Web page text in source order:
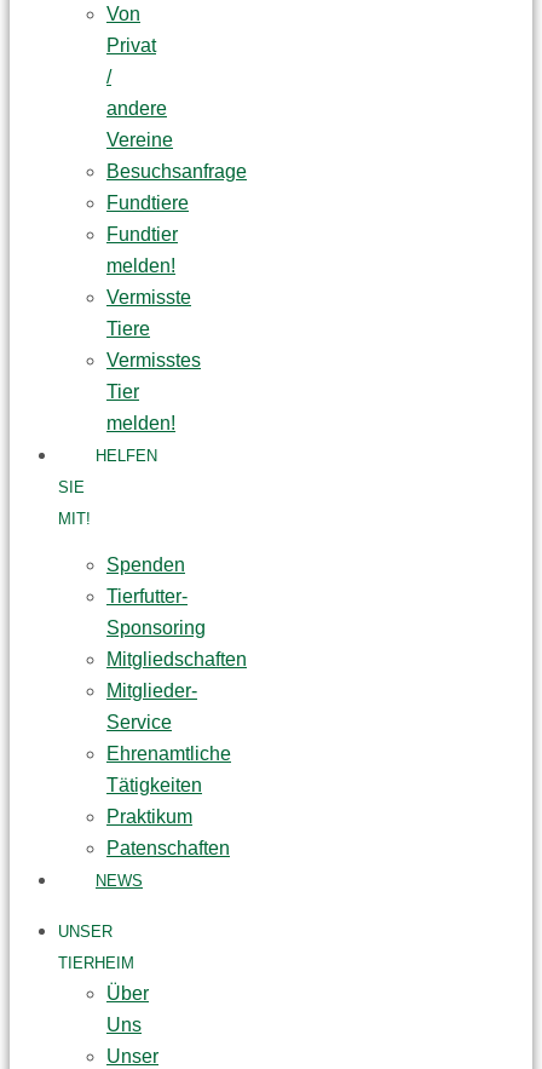
Von
Privat
/
andere
Vereine
Besuchsanfrage
Fundtiere
Fundtier
melden!
Vermisste
Tiere
Vermisstes
Tier
melden!
HELFEN
SIE
MIT!
Spenden
Tierfutter-
Sponsoring
Mitgliedschaften
Mitglieder-
Service
Ehrenamtliche
Tätigkeiten
Praktikum
Patenschaften
NEWS
UNSER
TIERHEIM
Über
Uns
Unser